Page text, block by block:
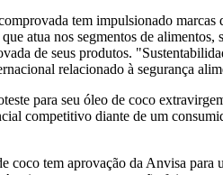
tem impulsionado
atua nos segmentos de
de seus produtos.
relacionado à segurança
para seu óleo de coco
competitivo diante de um
coco tem aprovação da Anvisa